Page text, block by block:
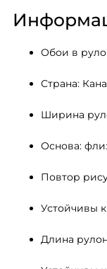
Обои в
Страна:
Ширина
Основа:
Повтор
Устойчивы
Длина